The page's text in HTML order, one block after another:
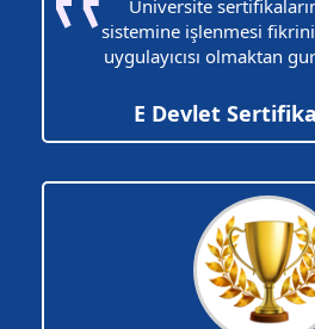
Üniversite
sistemine işlenmesi
uygulayıcısı olmaktan
E Devlet